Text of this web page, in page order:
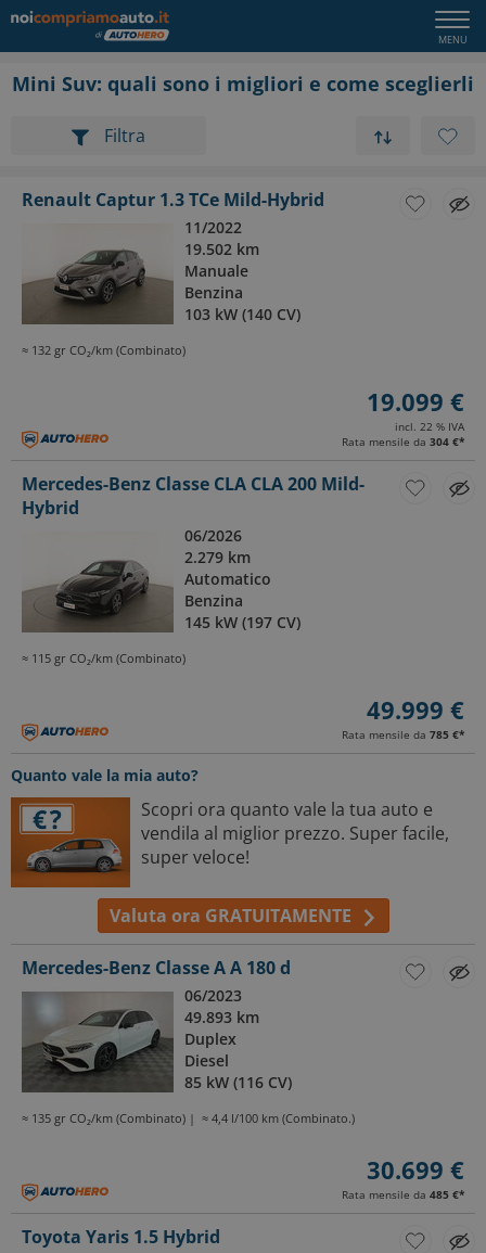
Mini Suv: quali sono i migliori e come sceglierli
Filtra
Renault Captur 1.3 TCe Mild-Hybrid
11/2022
19.502 km
Manuale
Benzina
103 kW (140 CV)
≈ 132 gr CO₂/km (Combinato)
19.099 €
incl. 22 % IVA
Rata mensile da 304 €*
Mercedes-Benz Classe CLA CLA 200 Mild-
Hybrid
06/2026
2.279 km
Automatico
Benzina
145 kW (197 CV)
≈ 115 gr CO₂/km (Combinato)
49.999 €
Rata mensile da 785 €*
Quanto vale la mia auto?
Scopri ora quanto vale la tua auto e
vendila al miglior prezzo. Super facile,
super veloce!
Valuta ora GRATUITAMENTE
Mercedes-Benz Classe A A 180 d
06/2023
49.893 km
Duplex
Diesel
85 kW (116 CV)
≈ 135 gr CO₂/km (Combinato) ≈ 4,4 l/100 km (Combinato.)
30.699 €
Rata mensile da 485 €*
Toyota Yaris 1.5 Hybrid